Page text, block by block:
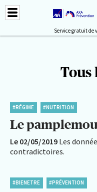
Service gratuit
Tous
#RÉGIME #NUTRITION
Le
Le 02/05/2019 Les
contradictoires.
#BIENETRE #PRÉVENTION